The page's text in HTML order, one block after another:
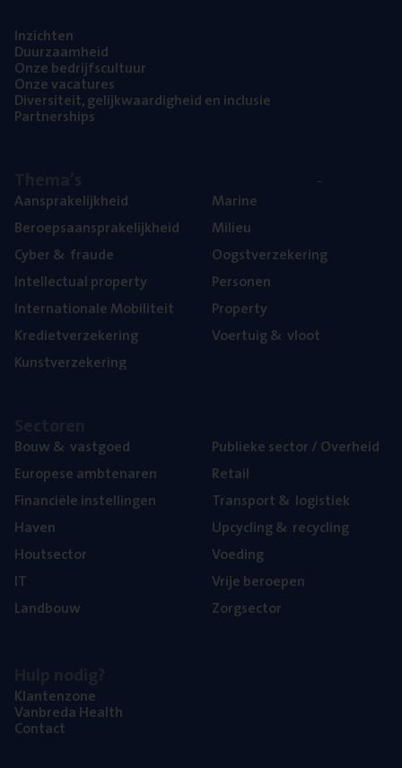
Inzich­ten
Duur­zaam­heid
Onze bedrijfs­cul­tuur
Onze vaca­tu­res
Diver­si­teit, gelijk­waar­dig­heid en inclusie
Part­ner­ships
Aan­spra­ke­lijk­heid
Beroeps­aan­spra­ke­lijk­heid
Cyber& fraude
Intel­lec­tu­al property
Inter­na­ti­o­na­le Mobiliteit
Kre­diet­ver­ze­ke­ring
Kunst­ver­ze­ke­ring
Mari­ne
Mili­eu
Oogst­ver­ze­ke­ring
Per­so­nen
Pro­per­ty
Voer­tuig& vloot
Bouw& vastgoed
Euro­pe­se ambtenaren
Finan­ci­ë­le instellingen
Haven
Hout­sec­tor
IT
Land­bouw
Publie­ke sec­tor / Overheid
Retail
Trans­port& logistiek
Upcy­cling& recycling
Voe­ding
Vrije beroe­pen
Zorg­sec­tor
Klan­ten­zo­ne
Van­b­re­da Health
Con­tact